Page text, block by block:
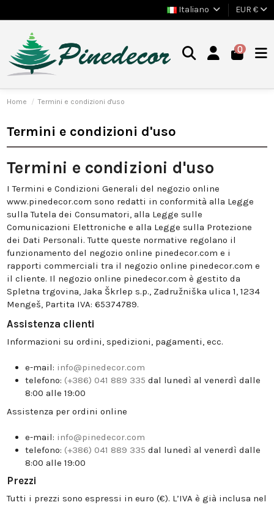
Italiano EUR €
0
Home Termini e condizioni d'uso
Termini e condizioni d'uso
Termini e condizioni d'uso
I Termini e Condizioni Generali del negozio online
www.pinedecor.com sono redatti in conformità alla Legge
sulla Tutela dei Consumatori, alla Legge sulle
Comunicazioni Elettroniche e alla Legge sulla Protezione
dei Dati Personali. Tutte queste normative regolano il
funzionamento del negozio online pinedecor.com e i
rapporti commerciali tra il negozio online pinedecor.com e
il cliente. Il negozio online pinedecor.com è gestito da
Spletna trgovina, Jaka Škrlep s.p., Zadružniška ulica 1, 1234
Mengeš, Partita IVA: 65374789.
Assistenza clienti
Informazioni su ordini, spedizioni, pagamenti, ecc.
e-mail: info@pinedecor.com
telefono: (+386) 041 889 335 dal lunedì al venerdì dalle
8:00 alle 19:00
Assistenza per ordini online
e-mail: info@pinedecor.com
telefono: (+386) 041 889 335 dal lunedì al venerdì dalle
8:00 alle 19:00
Prezzi
Tutti i prezzi sono espressi in euro (€). L’IVA è già inclusa nel